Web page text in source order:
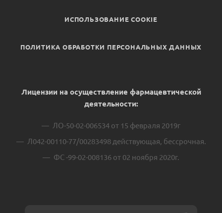
ИСПОЛЬЗОВАНИЕ COOKIE
ПОЛИТИКА ОБРАБОТКИ ПЕРСОНАЛЬНЫХ ДАННЫХ
Лицензии на осуществление фармацевтической
деятельности:
ЛО-50-02-006534 от 15 февраля 2019г
Л042-00110-77/00283498 действующая, бессрочная.
ФС -99-02-008136 от 02 ноября 2020г.